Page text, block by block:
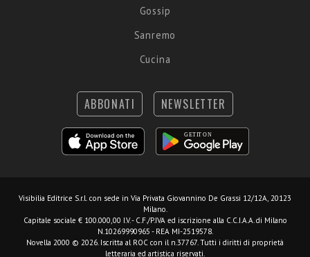
Gossip
Sanremo
Cucina
ABBONATI NEWSLETTER
Visibilia Editrice S.r.l. con sede in Via Privata Giovannino De Grassi 12/12A, 20123
Milano.
Capitale sociale € 100.000,00 I.V. - C.F./P.IVA ed iscrizione alla C.C.I.A.A. di Milano
N.10269990965 - REA MI-2519578.
Novella 2000 © 2026. Iscritta al ROC con il n.37767. Tutti i diritti di proprietà
letteraria ed artistica riservati.